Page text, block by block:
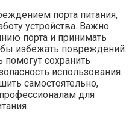
порта питания,
устройства. Важно
порта и принимать
избежать повреждений.
помогут сохранить
использования.
самостоятельно,
для